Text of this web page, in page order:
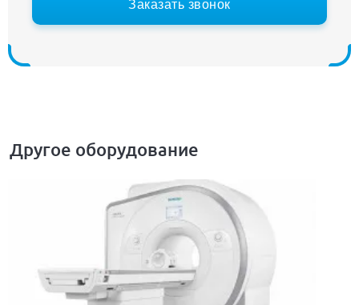
Заказать звонок
Другое оборудование